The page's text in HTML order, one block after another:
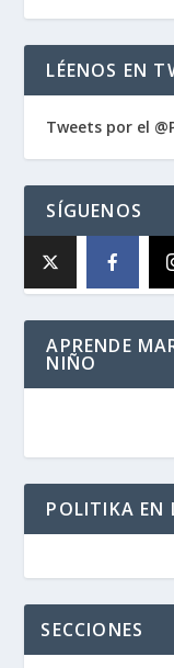
LÉENOS EN
Tweets por el
SÍGUENOS
APRENDE
NIÑO
POLITIKA EN
SECCIONES